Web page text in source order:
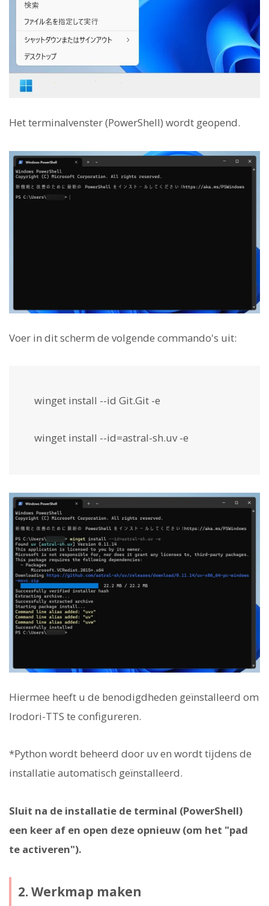
Het terminalvenster (PowerShell) wordt geopend.
Voer in dit scherm de volgende commando's uit:
winget install --id Git.Git -e
winget install --id=astral-sh.uv -e
Hiermee heeft u de benodigdheden geïnstalleerd om
Irodori-TTS te configureren.
*Python wordt beheerd door uv en wordt tijdens de
installatie automatisch geïnstalleerd.
Sluit na de installatie de terminal (PowerShell)
een keer af en open deze opnieuw (om het "pad
te activeren").
2. Werkmap maken